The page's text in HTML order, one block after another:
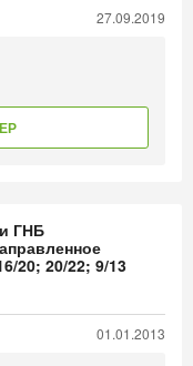
27.09.2019
ГНБ
20; 20/22; 9/13
01.01.2013